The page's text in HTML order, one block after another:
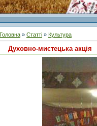
Головна » Статті » Культура
Духовно-мистецька акція